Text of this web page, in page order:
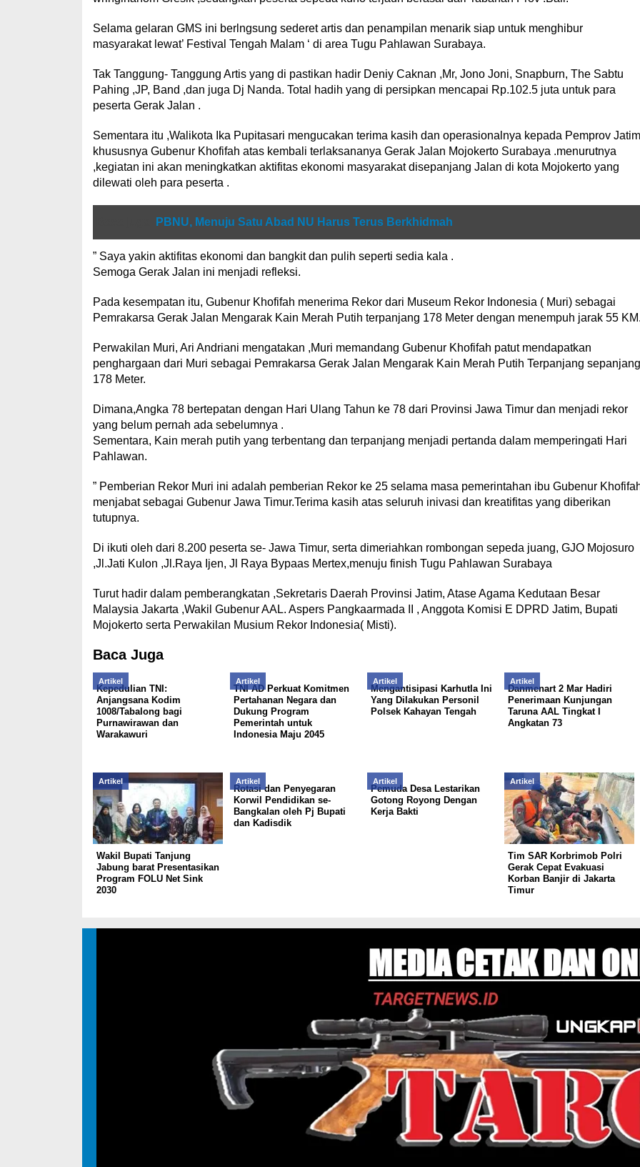
Selama gelaran GMS ini berlngsung sederet artis dan penampilan menarik siap untuk menghibur
masyarakat lewat’ Festival Tengah Malam ‘ di area Tugu Pahlawan Surabaya.
Tak Tanggung- Tanggung Artis yang di pastikan hadir Deniy Caknan ,Mr, Jono Joni, Snapburn, The Sabtu
Pahing ,JP, Band ,dan juga Dj Nanda. Total hadih yang di persipkan mencapai Rp.102.5 juta untuk para
peserta Gerak Jalan .
Sementara itu ,Walikota Ika Pupitasari mengucakan terima kasih dan operasionalnya kepada Pemprov Jatim
khususnya Gubenur Khofifah atas kembali terlaksananya Gerak Jalan Mojokerto Surabaya .menurutnya
,kegiatan ini akan meningkatkan aktifitas ekonomi masyarakat disepanjang Jalan di kota Mojokerto yang
dilewati oleh para peserta .
PBNU, Menuju Satu Abad NU Harus Terus Berkhidmah
” Saya yakin aktifitas ekonomi dan bangkit dan pulih seperti sedia kala .
Semoga Gerak Jalan ini menjadi refleksi.
Pada kesempatan itu, Gubenur Khofifah menerima Rekor dari Museum Rekor Indonesia ( Muri) sebagai
Pemrakarsa Gerak Jalan Mengarak Kain Merah Putih terpanjang 178 Meter dengan menempuh jarak 55 KM.
Perwakilan Muri, Ari Andriani mengatakan ,Muri memandang Gubenur Khofifah patut mendapatkan
penghargaan dari Muri sebagai Pemrakarsa Gerak Jalan Mengarak Kain Merah Putih Terpanjang sepanjang
178 Meter.
Dimana,Angka 78 bertepatan dengan Hari Ulang Tahun ke 78 dari Provinsi Jawa Timur dan menjadi rekor
yang belum pernah ada sebelumnya .
Sementara, Kain merah putih yang terbentang dan terpanjang menjadi pertanda dalam memperingati Hari
Pahlawan.
” Pemberian Rekor Muri ini adalah pemberian Rekor ke 25 selama masa pemerintahan ibu Gubenur
menjabat sebagai Gubenur Jawa Timur.Terima kasih atas seluruh inivasi dan kreatifitas yang diberikan
tutupnya.
Di ikuti oleh dari 8.200 peserta se- Jawa Timur, serta dimeriahkan rombongan sepeda juang, GJO Mojosuro
,Jl.Jati Kulon ,Jl.Raya Ijen, Jl Raya Bypaas Mertex,menuju finish Tugu Pahlawan Surabaya
Turut hadir dalam pemberangkatan ,Sekretaris Daerah Provinsi Jatim, Atase Agama Kedutaan Besar
Malaysia Jakarta ,Wakil Gubenur AAL. Aspers Pangkaarmada II , Anggota Komisi E DPRD Jatim, Bupati
Mojokerto serta Perwakilan Musium Rekor Indonesia( Misti).
Baca Juga
Artikel
Kepedulian TNI:
Anjangsana Kodim
1008/Tabalong bagi
Purnawirawan dan
Warakawuri
Artikel
TNI AD Perkuat Komitmen
Pertahanan Negara dan
Dukung Program
Pemerintah untuk
Indonesia Maju 2045
Artikel
Mengantisipasi Karhutla Ini
Yang Dilakukan Personil
Polsek Kahayan Tengah
Artikel
Danmenart 2 Mar Hadiri
Penerimaan Kunjungan
Taruna AAL Tingkat I
Angkatan 73
Artikel
Wakil Bupati Tanjung
Jabung barat Presentasikan
Program FOLU Net Sink
2030
Artikel
Rotasi dan Penyegaran
Korwil Pendidikan se-
Bangkalan oleh Pj Bupati
dan Kadisdik
Artikel
Pemuda Desa Lestarikan
Gotong Royong Dengan
Kerja Bakti
Artikel
Tim SAR Korbrimob Polri
Gerak Cepat Evakuasi
Korban Banjir di Jakarta
Timur